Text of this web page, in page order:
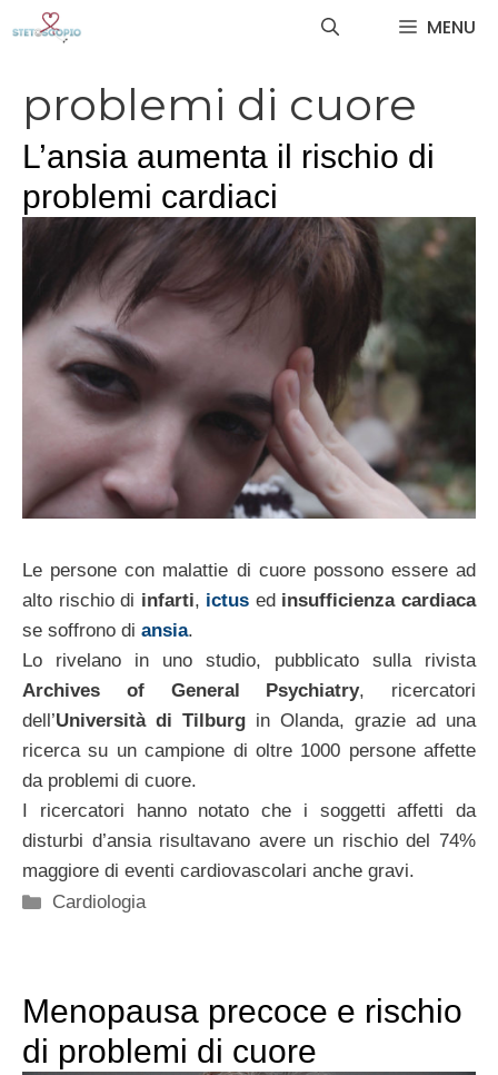
MENU
problemi di cuore
L’ansia aumenta il rischio di
problemi cardiaci
Le persone con malattie di cuore possono essere ad
alto rischio di infarti, ictus ed insufficienza cardiaca
se soffrono di ansia.
Lo rivelano in uno studio, pubblicato sulla rivista
Archives of General Psychiatry, ricercatori
dell’Università di Tilburg in Olanda, grazie ad una
ricerca su un campione di oltre 1000 persone affette
da problemi di cuore.
I ricercatori hanno notato che i soggetti affetti da
disturbi d’ansia risultavano avere un rischio del 74%
maggiore di eventi cardiovascolari anche gravi.
Categorie
Cardiologia
Menopausa precoce e rischio
di problemi di cuore